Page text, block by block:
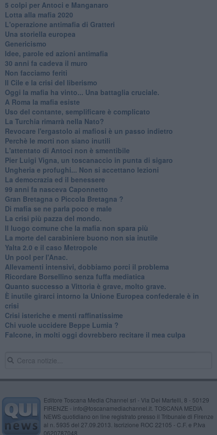
​5 colpi per Antoci e Manganaro
Lotta alla mafia 2020
L'operazione antimafia di Gratteri
Una storiella europea
Genericismo
Idee, parole ed azioni antimafia
30 anni fa cadeva il muro
Non facciamo feriti
Il Cile e la crisi del liberismo
Oggi la mafia ha vinto... Una battaglia cruciale.
A Roma la mafia esiste
Uso del contante, semplificare è complicato
La Turchia rimarrà nella Nato?
Revocare l'ergastolo ai mafiosi è un passo indietro
Perchè le morti non siano inutili
L'attentato di Antoci non è smentibile
Pier Luigi Vigna, un toscanaccio in punta di sigaro
Ungheria e profughi... Non si accettano lezioni
La democrazia ed il benessere
99 anni fa nasceva Caponnetto
Gran Bretagna o Piccola Bretagna ?
Di mafia se ne parla poco e male
La crisi più pazza del mondo.
Il luogo comune che la mafia non spara più
La morte del carabiniere buono non sia inutile
Yalta 2.0 e il caso Metropole
​Un pool per l'Anac.
Allevamenti intensivi, dobbiamo porci il problema
Ricordare Borsellino senza fuffa mediatica
​Quanto successo a Vittoria è grave, molto grave.
​È inutile girarci intorno la Unione Europea confederale è in
crisi
Crisi isteriche e menti raffinatissime
Chi vuole uccidere Beppe Lumia ?
Falcone, in molti oggi dovrebbero recitare il mea culpa
Editore Toscana Media Channel srl - Via Dei Martelli, 8 - 50129
FIRENZE - info@toscanamediachannel.it. TOSCANA MEDIA
NEWS quotidiano on line registrato presso il Tribunale di Firenze
al n. 5935 del 27.09.2013. Iscrizione ROC 22105 - C.F. e P.Iva
0620787048